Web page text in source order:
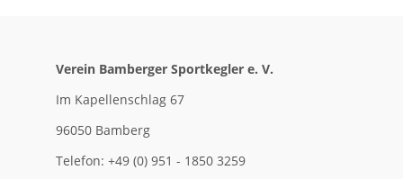
Verein Bamberger Sportkegler e. V.
Im Kapellenschlag 67
96050 Bamberg
Telefon: +49 (0) 951 - 1850 3259